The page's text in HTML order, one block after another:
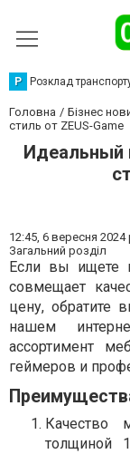
Р Розклад
Головна Бізнес
стиль от ZEUS-Game
Идеальный
12:45, 6 вересня 2024
Загальний розділ
Если вы ищете
совмещает
цену, обратите
нашем
ассортимент
геймеров и
Качество
толщиной